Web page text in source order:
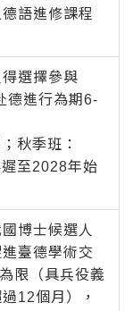
語進修課程
選擇參與
德進行為期6-
秋季班：
至2028年始
博士候選人
臺德學術交
限（具兵役義
12個月），